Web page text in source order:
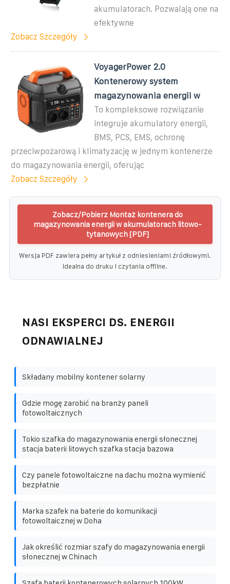
akumulatorach. Pozwalają one na
efektywne
Zobacz Szczegóły
VoyagerPower 2.0
Kontenerowy system
magazynowania energii w
To kompleksowe rozwiązanie
integruje akumulatory energii,
BMS, PCS, EMS, ochronę
przeciwpożarową i klimatyzację w jednym kontenerze
do magazynowania energii, oferując
Zobacz Szczegóły
Zobacz/Pobierz Montaż kontenera do
magazynowania energii w akumulatorach litowo-
tytanowych [PDF]
Wersja PDF zawiera pełny artykuł z odniesieniami źródłowymi.
Idealna do druku i czytania offline.
NASI EKSPERCI DS. ENERGII
ODNAWIALNEJ
Składany mobilny kontener solarny
Gdzie mogę zarobić na branży paneli
fotowoltaicznych
Tokio szafka do magazynowania energii słonecznej
stacja baterii litowych szafka stacja bazowa
Czy panele fotowoltaiczne na dachu można wymienić
bezpłatnie
Marka szafek na baterie do komunikacji
fotowoltaicznej w Doha
Jak określić rozmiar szafy do magazynowania energii
słonecznej w Chinach